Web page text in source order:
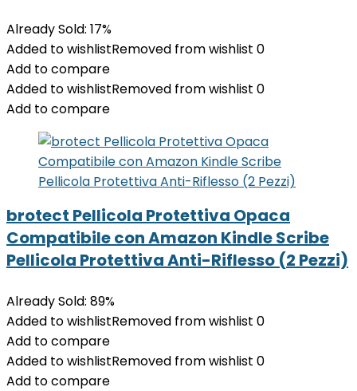
Already Sold: 17%
Added to wishlistRemoved from wishlist 0
Add to compare
Added to wishlistRemoved from wishlist 0
Add to compare
brotect Pellicola Protettiva Opaca
Compatibile con Amazon Kindle Scribe
Pellicola Protettiva Anti-Riflesso (2 Pezzi)
Already Sold: 89%
Added to wishlistRemoved from wishlist 0
Add to compare
Added to wishlistRemoved from wishlist 0
Add to compare